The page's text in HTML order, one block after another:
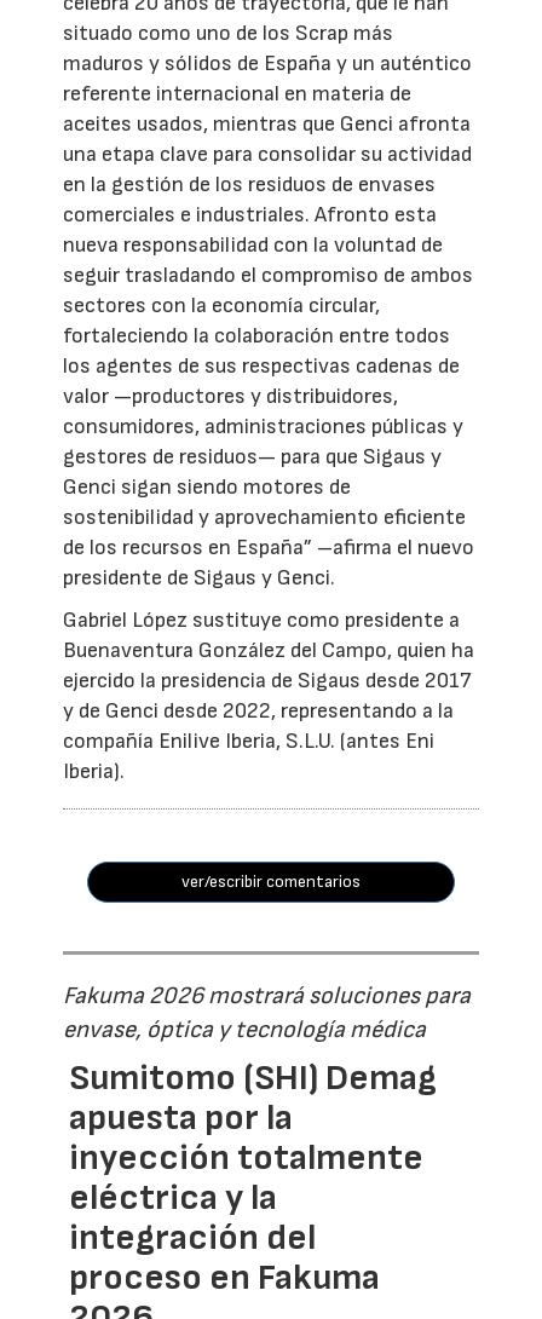
situado como uno de los Scrap más
maduros y sólidos de España y un auténtico
referente internacional en materia de
aceites usados, mientras que Genci afronta
una etapa clave para consolidar su actividad
en la gestión de los residuos de envases
comerciales e industriales. Afronto esta
nueva responsabilidad con la voluntad de
seguir trasladando el compromiso de ambos
sectores con la economía circular,
fortaleciendo la colaboración entre todos
los agentes de sus respectivas cadenas de
valor —productores y distribuidores,
consumidores, administraciones públicas y
gestores de residuos— para que Sigaus y
Genci sigan siendo motores de
sostenibilidad y aprovechamiento eficiente
de los recursos en España” –afirma el nuevo
presidente de Sigaus y Genci.
Gabriel López sustituye como presidente a
Buenaventura González del Campo, quien ha
ejercido la presidencia de Sigaus desde 2017
y de Genci desde 2022, representando a la
compañía Enilive Iberia, S.L.U. (antes Eni
Iberia).
ver/escribir comentarios
Fakuma 2026 mostrará soluciones para
envase, óptica y tecnología médica
Sumitomo (SHI) Demag
apuesta por la
inyección totalmente
eléctrica y la
integración del
proceso en Fakuma